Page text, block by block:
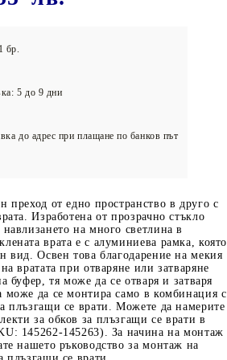
бр.
5 до 9 дни
до адрес при плащане по банков път
преход от едно пространство в друго с
Изработена от прозрачно стъкло
на много светлина в
врата е с алуминиева рамка, която
вид. Освен това благодарение на мекия
вратата при отваряне или затваряне
буфер, тя може да се отваря и затваря
може да се монтира само в комбинация с
плъзгащи се врати. Можете да намерите
за обков за плъзгащи се врати в
145262-145263). За начина на монтаж
нашето ръководство за монтаж на